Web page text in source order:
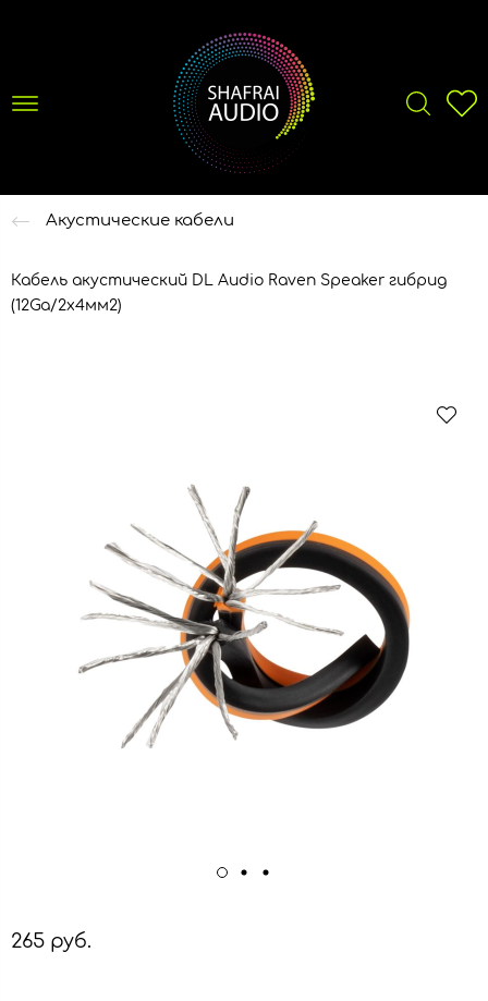
Акустические кабели
Кабель акустический DL Audio Raven Speaker гибрид
(12Ga/2х4мм2)
265 руб.